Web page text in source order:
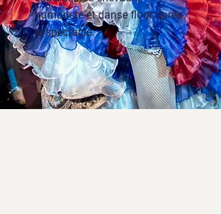
humoriste et danse floor après
le spectacle.